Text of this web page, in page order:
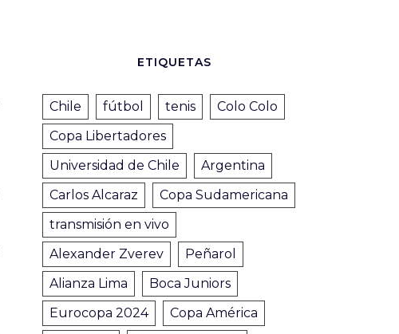
ETIQUETAS
Chile fútbol tenis
Colo Colo
Copa Libertadores
Universidad de Chile
Argentina
Carlos Alcaraz
Copa Sudamericana
transmisión en vivo
Alexander Zverev
Peñarol
Alianza Lima
Boca Juniors
Eurocopa 2024
Copa América